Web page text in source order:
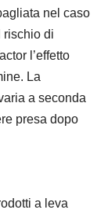
nel caso
rischio di
l’effetto
La
a seconda
presa dopo
a leva